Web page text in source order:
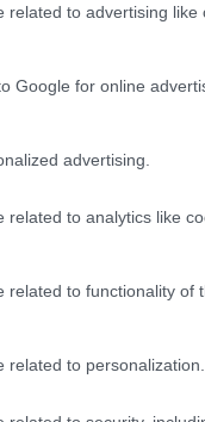
to advertising like
Google for online
advertising.
to analytics like
to functionality of
to personalization.
Πολιτικής
19.